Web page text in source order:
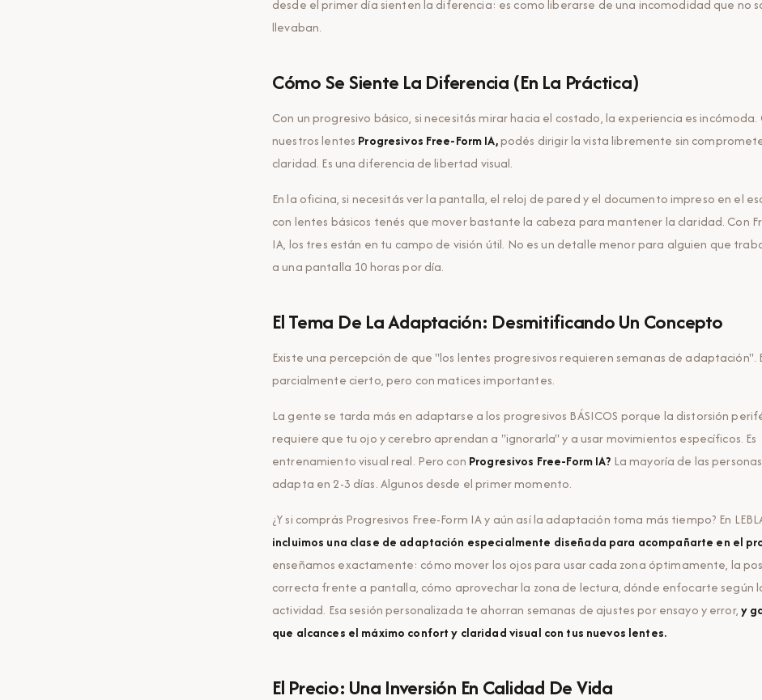
desde el primer día sienten la diferencia: es como liberarse de una incomodidad que no
llevaban.
Cómo Se Siente La Diferencia (En La Práctica)
Con un progresivo básico, si necesitás mirar hacia el costado, la experiencia es incómoda.
nuestros lentes Progresivos Free-Form IA,podés dirigir la vista libremente sin
claridad. Es una diferencia de libertad visual.
En la oficina, si necesitás ver la pantalla, el reloj de pared y el documento impreso en el
con lentes básicos tenés que mover bastante la cabeza para mantener la claridad. Con
IA, los tres están en tu campo de visión útil. No es un detalle menor para alguien que
a una pantalla 10 horas por día.
El Tema De La Adaptación: Desmitificando Un Concepto
Existe una percepción de que "los lentes progresivos requieren semanas de adaptación".
parcialmente cierto, pero con matices importantes.
La gente se tarda más en adaptarse a los progresivos BÁSICOS porque la distorsión
requiere que tu ojo y cerebro aprendan a "ignorarla" y a usar movimientos específicos. Es
entrenamiento visual real. Pero con Progresivos Free-Form IA? La mayoría de las
adapta en 2-3 días. Algunos desde el primer momento.
¿Y si comprás Progresivos Free-Form IA y aún así la adaptación toma más tiempo? En
incluimos una clase de adaptación especialmente diseñada para acompañarte en el
enseñamos exactamente: cómo mover los ojos para usar cada zona óptimamente, la
correcta frente a pantalla, cómo aprovechar la zona de lectura, dónde enfocarte según
actividad. Esa sesión personalizada te ahorran semanas de ajustes por ensayo y error,y
que alcances el máximo confort y claridad visual con tus nuevos lentes.
El Precio: Una Inversión En Calidad De Vida